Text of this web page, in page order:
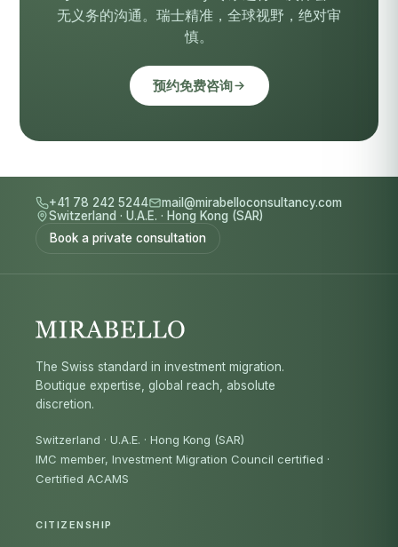
无义务的沟通。瑞士精准，全球视野，绝对审
慎。
预约免费咨询
+41 78 242 5244
mail@mirabelloconsultancy.com
Switzerland · U.A.E. · Hong Kong (SAR)
Book a private consultation
The Swiss standard in investment migration.
Boutique expertise, global reach, absolute
discretion.
Switzerland · U.A.E. · Hong Kong (SAR)
IMC member, Investment Migration Council certified ·
Certified ACAMS
CITIZENSHIP